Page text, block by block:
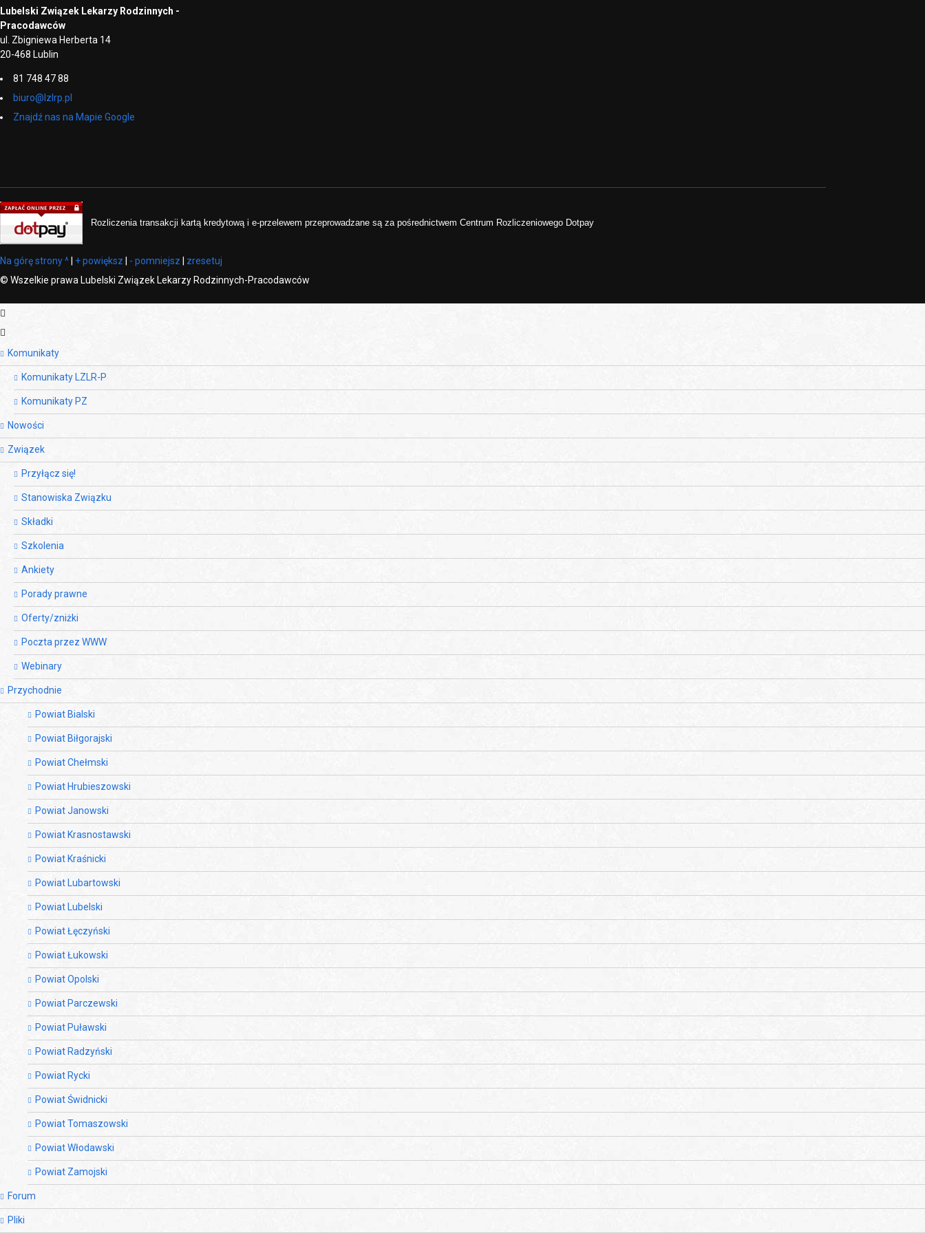
Lubelski Związek Lekarzy Rodzinnych -
Pracodawców
ul. Zbigniewa Herberta 14
20-468 Lublin
81 748 47 88
biuro@lzlrp.pl
Znajdź nas na Mapie Google
Rozliczenia transakcji kartą kredytową i e-przelewem przeprowadzane są za pośrednictwem Centrum Rozliczeniowego Dotpay
Na górę strony ^ + powiększ - pomniejsz
zresetuj
© Wszelkie prawa Lubelski Związek Lekarzy Rodzinnych-Pracodawców
Komunikaty
Komunikaty LZLR-P
Komunikaty PZ
Nowości
Związek
Przyłącz się!
Stanowiska Związku
Składki
Szkolenia
Ankiety
Porady prawne
Oferty/zniżki
Poczta przez WWW
Webinary
Przychodnie
Powiat Bialski
Powiat Biłgorajski
Powiat Chełmski
Powiat Hrubieszowski
Powiat Janowski
Powiat Krasnostawski
Powiat Kraśnicki
Powiat Lubartowski
Powiat Lubelski
Powiat Łęczyński
Powiat Łukowski
Powiat Opolski
Powiat Parczewski
Powiat Puławski
Powiat Radzyński
Powiat Rycki
Powiat Świdnicki
Powiat Tomaszowski
Powiat Włodawski
Powiat Zamojski
Forum
Pliki